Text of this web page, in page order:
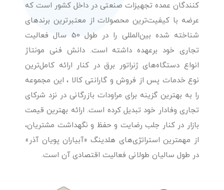
کنندگان عمده تجهیزات صنعتی در داخل کشور است که
عرضه با کیفیت‌ترین محصولات از معتبرترین برندهای
شناخته شده بین‌المللی را در طول 50 سال فعالیت
تجاری خود برعهده داشته است. دانش فنی مونتاژ
انواع دستگاه‌های ژنراتور برق در کنار ارائه کامل‌ترین
نوع خدمات پس از فروش و گارانتی کالا ، این مجموعه
را به بهترین گزینه برای مراودات بازرگانی در نزد شرکای
تجاری وفادار خود تبدیل کرده است. ارائه بهترین قیمت
بازار در کنار جلب رضایت و حفظ و نگهداشت مشتریان،
از مهمترین استراتژی‌های هلدینگ «آبیاران پویان آذر»
در طول سالیان طولانی فعالیت اقتصادی آن است.